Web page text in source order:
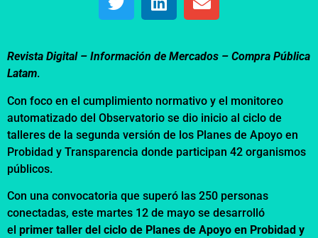
Revista Digital – Información de Mercados – Compra Pública
Latam.
Con foco en el cumplimiento normativo y el monitoreo
automatizado del Observatorio se dio inicio al ciclo de
talleres de la segunda versión de los Planes de Apoyo en
Probidad y Transparencia donde participan 42 organismos
públicos.
Con una convocatoria que superó las 250 personas
conectadas, este martes 12 de mayo se desarrolló
el primer taller del ciclo de Planes de Apoyo en Probidad y